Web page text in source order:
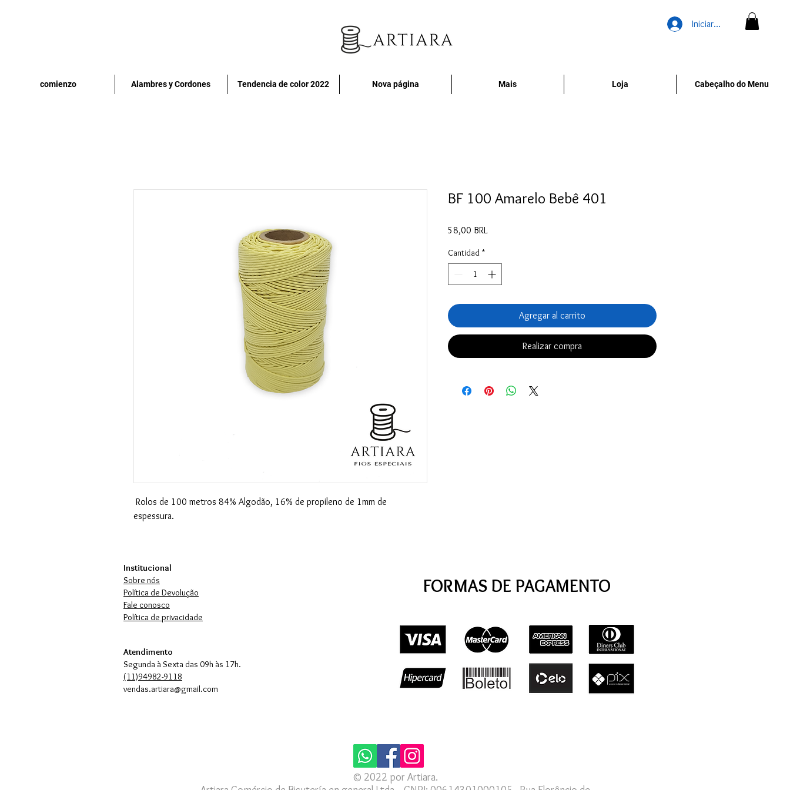
Iniciar sesión
comienzo Alambres y Cordones Tendencia de color 2022 Nova página Mais Loja Cabeçalho do Menu
Rolos de 100 metros 84% Algodão, 16% de propileno de 1mm de
espessura.
BF 100 Amarelo Bebê 401
58,00 BRL
Cantidad *
Agregar al carrito
Realizar compra
Institucional
Sobre nós
Política de Devolução
Fale conosco
Política de privacidade
Atendimento
Segunda à Sexta das 09h às 17h.
(11)94982-9118
vendas.artiara@gmail.com
FORMAS DE PAGAMENTO
© 2022 por Artiara.